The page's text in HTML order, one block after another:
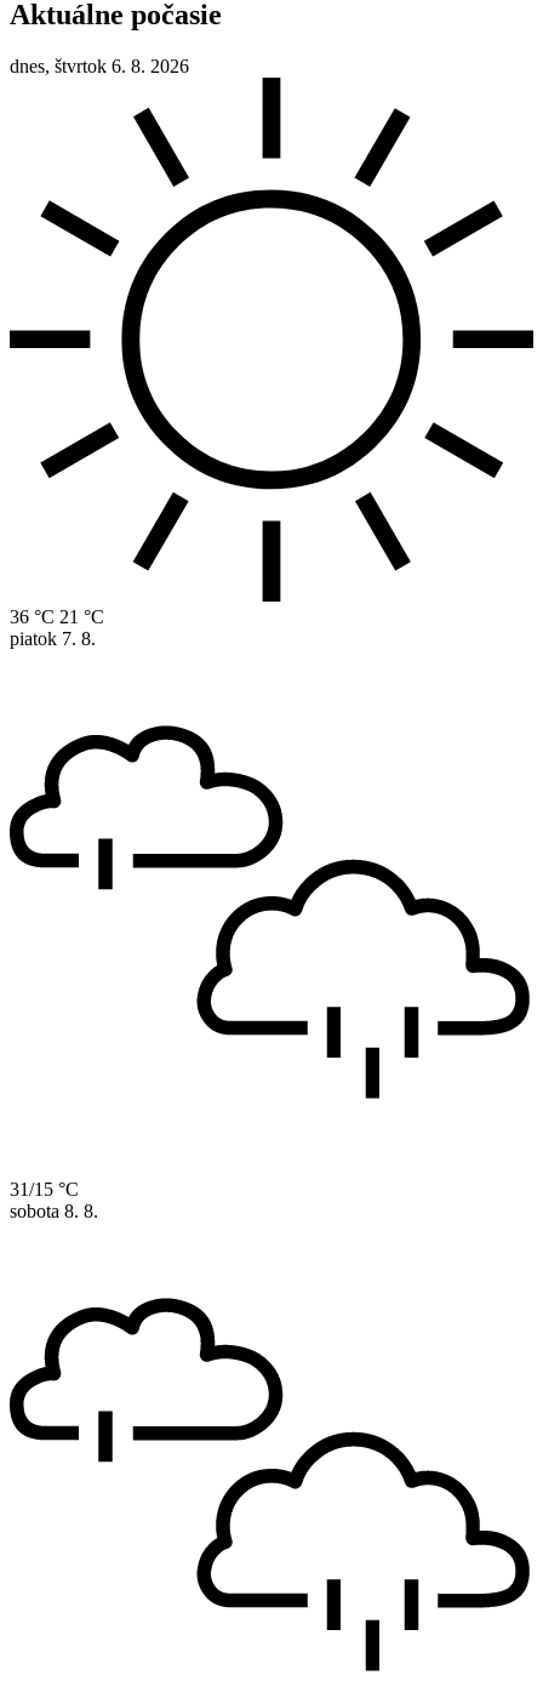
Aktuálne počasie
dnes, štvrtok 6. 8. 2026
36 °C 21 °C
piatok 7. 8.
31/15 °C
sobota 8. 8.